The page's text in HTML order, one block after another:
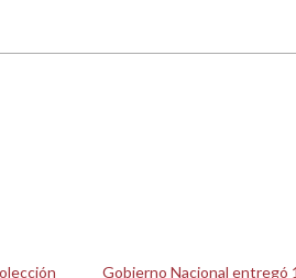
Gobierno Nacional entregó